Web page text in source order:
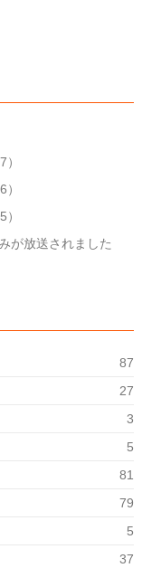
が放送されました
87
27
3
5
81
79
5
37